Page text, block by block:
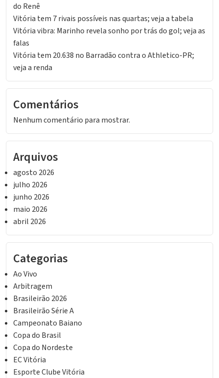
do Renê
Vitória tem 7 rivais possíveis nas quartas; veja a tabela
Vitória vibra: Marinho revela sonho por trás do gol; veja as
falas
Vitória tem 20.638 no Barradão contra o Athletico-PR;
veja a renda
Comentários
Nenhum comentário para mostrar.
Arquivos
agosto 2026
julho 2026
junho 2026
maio 2026
abril 2026
Categorias
Ao Vivo
Arbitragem
Brasileirão 2026
Brasileirão Série A
Campeonato Baiano
Copa do Brasil
Copa do Nordeste
EC Vitória
Esporte Clube Vitória